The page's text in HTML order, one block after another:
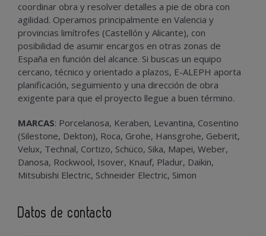
coordinar obra y resolver detalles a pie de obra con
agilidad. Operamos principalmente en Valencia y
provincias limítrofes (Castellón y Alicante), con
posibilidad de asumir encargos en otras zonas de
España en función del alcance. Si buscas un equipo
cercano, técnico y orientado a plazos, E-ALEPH aporta
planificación, seguimiento y una dirección de obra
exigente para que el proyecto llegue a buen término.
MARCAS: Porcelanosa, Keraben, Levantina, Cosentino
(Silestone, Dekton), Roca, Grohe, Hansgrohe, Geberit,
Velux, Technal, Cortizo, Schüco, Sika, Mapei, Weber,
Danosa, Rockwool, Isover, Knauf, Pladur, Daikin,
Mitsubishi Electric, Schneider Electric, Simon
Datos de contacto